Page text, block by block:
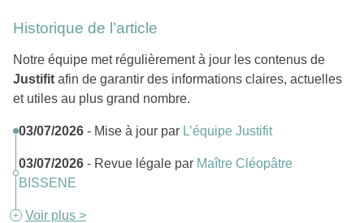
Historique de l’article
Notre équipe met régulièrement à jour les contenus de
Justifit afin de garantir des informations claires, actuelles
et utiles au plus grand nombre.
03/07/2026 - Mise à jour par L’équipe Justifit
03/07/2026 - Revue légale par Maître Cléopâtre
BISSENE
Voir plus >